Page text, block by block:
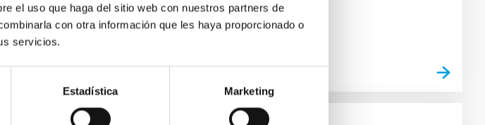
el uso que haga del sitio web con nuestros partners de
con otra información que les haya proporcionado o
servicios.
Estadística Marketing